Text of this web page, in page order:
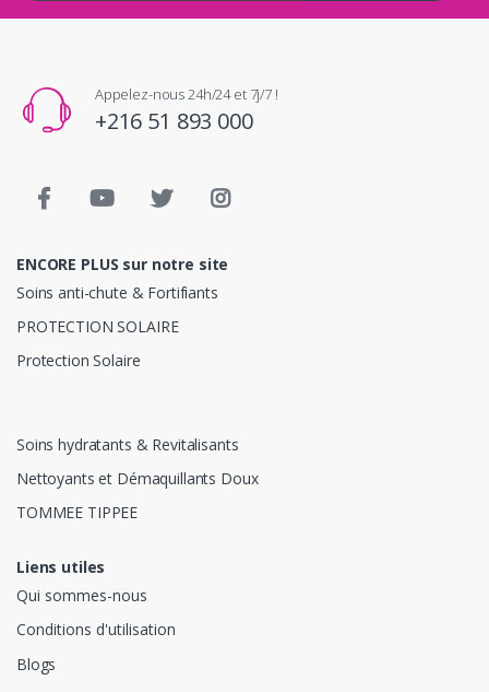
Appelez-nous 24h/24 et 7j/7 !
+216 51 893 000
ENCORE PLUS sur notre site
Soins anti-chute & Fortifiants
PROTECTION SOLAIRE
Protection Solaire
Soins hydratants & Revitalisants
Nettoyants et Démaquillants Doux
TOMMEE TIPPEE
Liens utiles
Qui sommes-nous
Conditions d'utilisation
Blogs